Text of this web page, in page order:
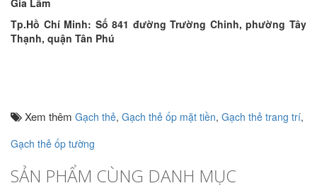
Gia Lâm
Tp.Hồ Chí Minh: Số 841 đường Trường Chinh, phường Tây
Thạnh, quận Tân Phú
Xem thêm Gạch thẻ, Gạch thẻ ốp mặt tiền, Gạch thẻ trang trí,
Gạch thẻ ốp tường
SẢN PHẨM CÙNG DANH MỤC